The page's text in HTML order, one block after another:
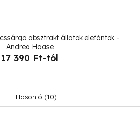
absztrakt állatok elefántok -
Andrea Haase
17 390 Ft-tól
Hasonló (10)